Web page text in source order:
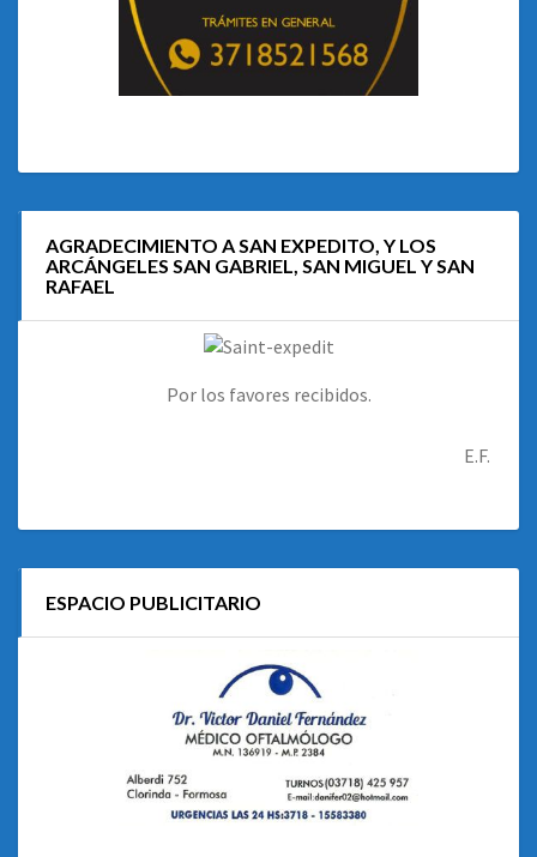
AGRADECIMIENTO A SAN EXPEDITO, Y LOS
ARCÁNGELES SAN GABRIEL, SAN MIGUEL Y SAN
RAFAEL
Por los favores recibidos.
E.F.
ESPACIO PUBLICITARIO